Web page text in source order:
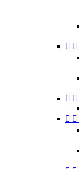
 
 
 